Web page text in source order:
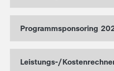
Programmsponsoring
Leistungs-/